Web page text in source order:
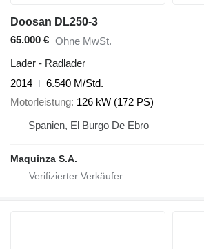
Doosan DL250-3
65.000 € Ohne MwSt.
Lader - Radlader
2014
6.540 M/Std.
Motorleistung 126 kW (172 PS)
Spanien, El Burgo De Ebro
Maquinza S.A.